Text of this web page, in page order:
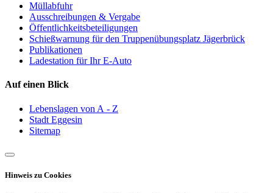
Müllabfuhr
Ausschreibungen & Vergabe
Öffentlichkeitsbeteiligungen
Schießwarnung für den Truppenübungsplatz Jägerbrück
Publikationen
Ladestation für Ihr E-Auto
Auf einen Blick
Lebenslagen von A - Z
Stadt Eggesin
Sitemap
Hinweis zu Cookies